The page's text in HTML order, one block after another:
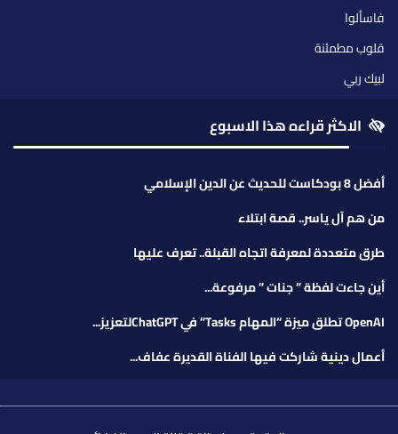
فاسألوا
قلوب مطمئنة
لبيك ربي
الاكثر قراءه هذا الاسبوع
أفضل 8 بودكاست للحديث عن الدين الإسلامي
من هم آل ياسر.. قصة ابتلاء
طرق متعددة لمعرفة اتجاه القبلة.. تعرف عليها
أين جاءت لفظة ” جنات ” مرفوعة...
OpenAI تطلق ميزة “المهام Tasks” في ChatGPTلتعزيز...
أعمال دينية شاركت فيها الفناة القديرة عفاف...